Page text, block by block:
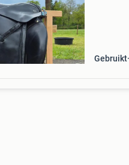
Gebruikt